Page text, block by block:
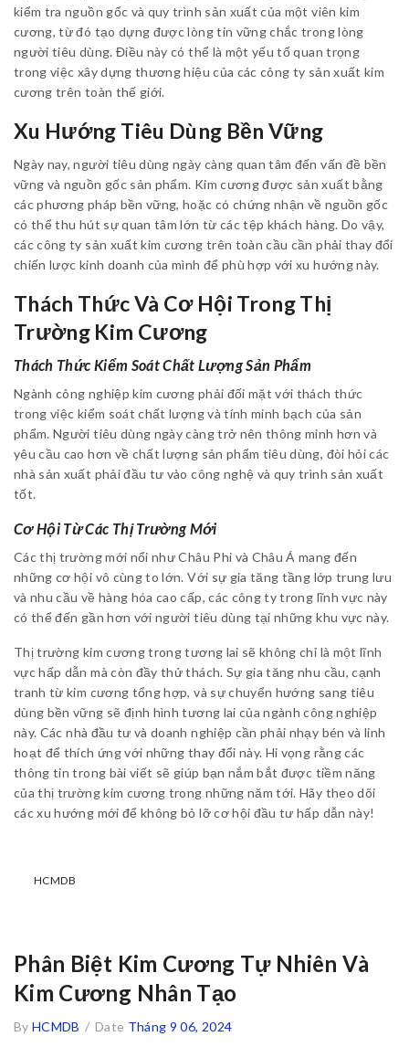
kiểm tra nguồn gốc và quy trình sản xuất của một viên kim
cương, từ đó tạo dựng được lòng tin vững chắc trong lòng
người tiêu dùng. Điều này có thể là một yếu tố quan trọng
trong việc xây dựng thương hiệu của các công ty sản xuất kim
cương trên toàn thế giới.
Xu Hướng Tiêu Dùng Bền Vững
Ngày nay, người tiêu dùng ngày càng quan tâm đến vấn đề bền
vững và nguồn gốc sản phẩm. Kim cương được sản xuất bằng
các phương pháp bền vững, hoặc có chứng nhận về nguồn gốc
có thể thu hút sự quan tâm lớn từ các tệp khách hàng. Do vậy,
các công ty sản xuất kim cương trên toàn cầu cần phải thay đổi
chiến lược kinh doanh của mình để phù hợp với xu hướng này.
Thách Thức Và Cơ Hội Trong Thị
Trường Kim Cương
Thách Thức Kiểm Soát Chất Lượng Sản Phẩm
Ngành công nghiệp kim cương phải đối mặt với thách thức
trong việc kiểm soát chất lượng và tính minh bạch của sản
phẩm. Người tiêu dùng ngày càng trở nên thông minh hơn và
yêu cầu cao hơn về chất lượng sản phẩm tiêu dùng, đòi hỏi các
nhà sản xuất phải đầu tư vào công nghệ và quy trình sản xuất
tốt.
Cơ Hội Từ Các Thị Trường Mới
Các thị trường mới nổi như Châu Phi và Châu Á mang đến
những cơ hội vô cùng to lớn. Với sự gia tăng tầng lớp trung lưu
và nhu cầu về hàng hóa cao cấp, các công ty trong lĩnh vực này
có thể đến gần hơn với người tiêu dùng tại những khu vực này.
Thị trường kim cương trong tương lai sẽ không chỉ là một lĩnh
vực hấp dẫn mà còn đầy thử thách. Sự gia tăng nhu cầu, cạnh
tranh từ kim cương tổng hợp, và sự chuyển hướng sang tiêu
dùng bền vững sẽ định hình tương lai của ngành công nghiệp
này. Các nhà đầu tư và doanh nghiệp cần phải nhạy bén và linh
hoạt để thích ứng với những thay đổi này. Hi vọng rằng các
thông tin trong bài viết sẽ giúp bạn nắm bắt được tiềm năng
của thị trường kim cương trong những năm tới. Hãy theo dõi
các xu hướng mới để không bỏ lỡ cơ hội đầu tư hấp dẫn này!
HCMDB
Phân Biệt Kim Cương Tự Nhiên Và
Kim Cương Nhân Tạo
ByHCMDB / Date Tháng 9 06, 2024